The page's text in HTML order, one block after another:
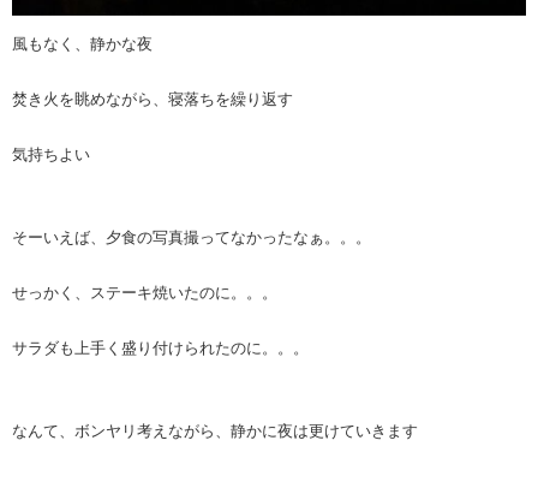
風もなく、静かな夜
焚き火を眺めながら、寝落ちを繰り返す
気持ちよい
そーいえば、夕食の写真撮ってなかったなぁ。。。
せっかく、ステーキ焼いたのに。。。
サラダも上手く盛り付けられたのに。。。
なんて、ボンヤリ考えながら、静かに夜は更けていきます